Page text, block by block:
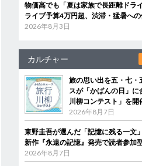
物価高でも「夏は家族で長距離ド
ライブ予算4万円超、渋滞・猛暑へ
2026年8月3日
カルチャー
旅の思い出を五・七
スが「かばんの日」に
川柳コンテスト」を開
2026年8月7日
東野圭吾が選んだ「記憶に残る一
新作『永遠の記憶』発売で読者参加
2026年8月7日